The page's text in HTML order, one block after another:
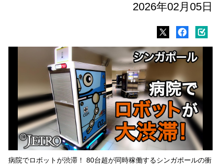
2026年02月05日
病院でロボットが渋滞！ 80台超が同時稼働するシンガポールの衝